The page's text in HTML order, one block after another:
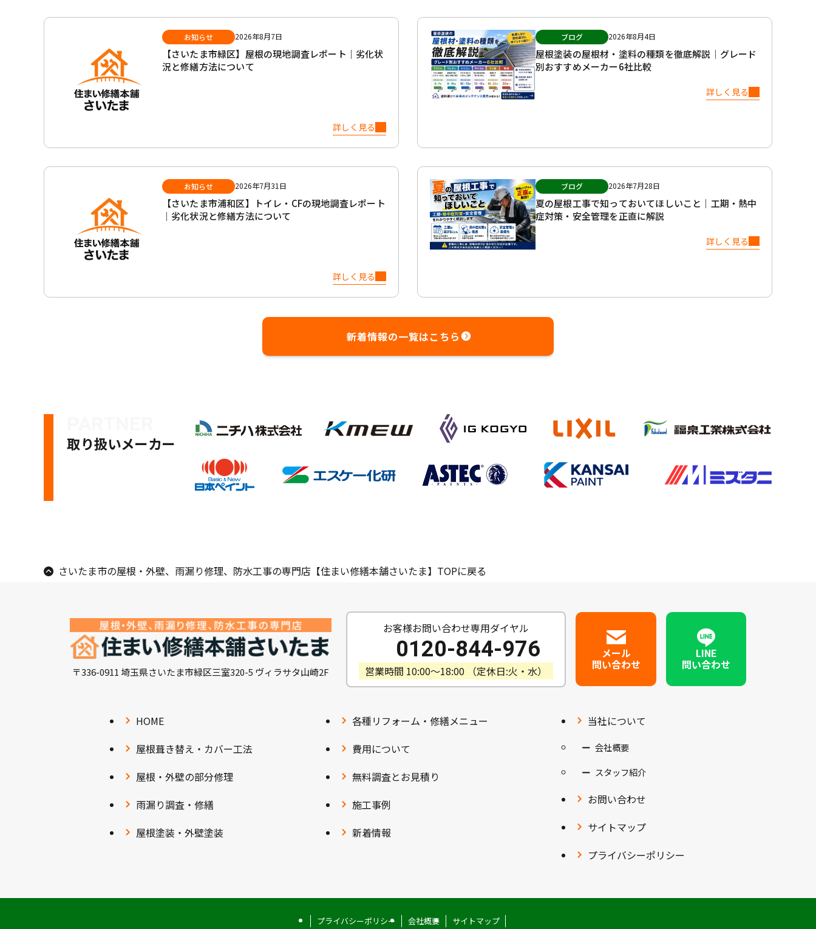
お知らせ 2026年8月7日
【さいたま市緑区】屋根の現地調査レポート｜劣化状
況と修繕方法について
詳しく見る
ブログ 2026年8月4日
屋根塗装の屋根材・塗料の種類を徹底解説｜グレード
別おすすめメーカー6社比較
詳しく見る
お知らせ 2026年7月31日
【さいたま市浦和区】トイレ・CFの現地調査レポート
｜劣化状況と修繕方法について
詳しく見る
ブログ 2026年7月28日
夏の屋根工事で知っておいてほしいこと｜工期・熱中
症対策・安全管理を正直に解説
詳しく見る
新着情報の一覧はこちら
取り扱いメーカー
さいたま市の屋根・外壁、雨漏り修理、防水工事の専門店【住まい修繕本舗さいたま】TOPに戻る
〒336-0911 埼玉県さいたま市緑区三室320-5 ヴィラサタ山崎2F
お客様お問い合わせ専用ダイヤル
0120-844-976
営業時間 10:00〜18:00 （定休日:火・水）
メール
問い合わせ
LINE
問い合わせ
HOME
屋根葺き替え・カバー工法
屋根・外壁の部分修理
雨漏り調査・修繕
屋根塗装・外壁塗装
各種リフォーム・修繕メニュー
費用について
無料調査とお見積り
施工事例
新着情報
当社について
会社概要
スタッフ紹介
お問い合わせ
サイトマップ
プライバシーポリシー
プライバシーポリシー 会社概要 サイトマップ